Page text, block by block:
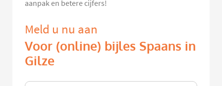
aanpak en betere cijfers!
Meld u nu aan
Voor (online) bijles Spaans in
Gilze